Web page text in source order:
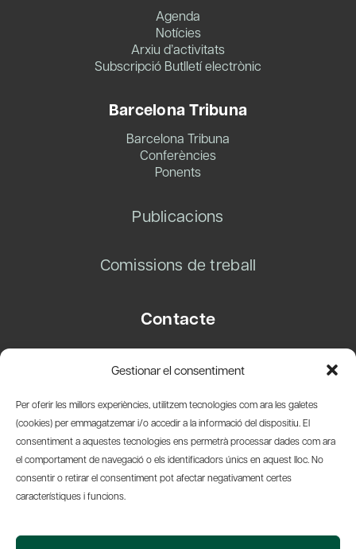
Gestionar el consentiment
Per oferir les millors experiències, utilitzem tecnologies com ara les galetes
(cookies) per emmagatzemar i/o accedir a la informació del dispositiu. El
consentiment a aquestes tecnologies ens permetrà processar dades com ara
el comportament de navegació o els identificadors únics en aquest lloc. No
consentir o retirar el consentiment pot afectar negativament certes
característiques i funcions.
Agenda
Notícies
Arxiu d’activitats
Subscripció Butlletí electrònic
Barcelona Tribuna
Barcelona Tribuna
Conferències
Ponents
Publicacions
Comissions de treball
Contacte
08003 Barcelona
info@amicsdelpais.com
Suscripció Newsletter
© 2026 Societat Econòmica Barcelonesa d'Amics del País